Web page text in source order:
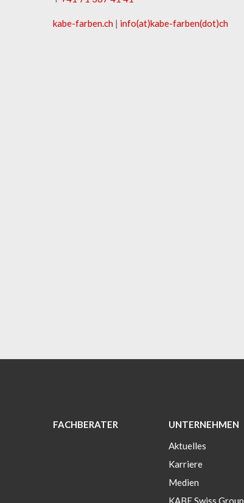
kabe-​farben.ch | info(at)kabe-​farben(dot)ch
FACHBERATER
UNTERNEHMEN
Aktuelles
Karriere
Medien
KABE Swiss Group